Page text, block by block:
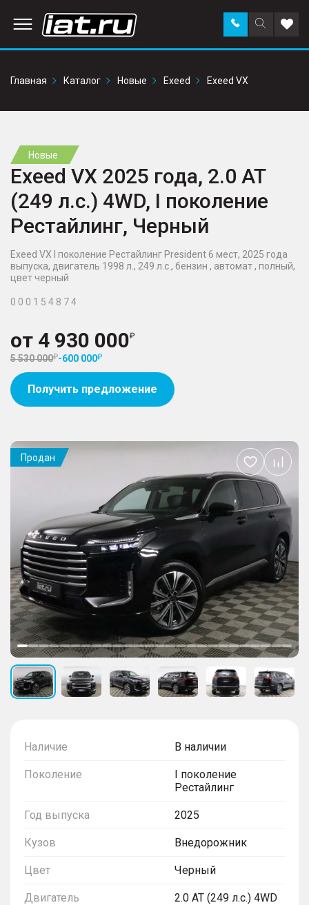
Поиск
по
Заказать
звонок в
Главная
Каталог Новые Exeed Exeed VX
Новые
Exeed VX 2025 года, 2.0 AT
(249 л.с.) 4WD, I поколение
Рестайлинг, Черный
Exeed VX I поколение Рестайлинг President 6 мест, 2025 года
выпуска, двигатель 1998 л., 249 л.с., бензин , автомат , полный,
цвет черный
0 0 0 1 5 4 8 7 4
от 4 930 000
5 530 000 -600 000
Получить предложение
Наличие В наличии
Поколение
I поколение
Рестайлинг
Год выпуска 2025
Кузов Внедорожник
Цвет Черный
Двигатель 2.0 AT (249 л.с.) 4WD
Продан
Добавить
в
избранное